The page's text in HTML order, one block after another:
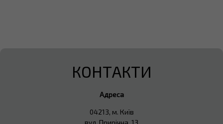
КОНТАКТИ
Адреса
04213, м. Київ
вул. Прирічна, 13